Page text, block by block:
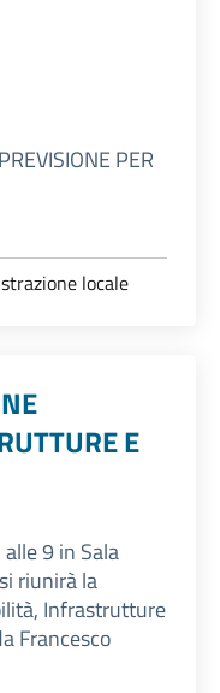
PER
locale
E
9 in Sala
riunirà la
Infrastrutture
Francesco